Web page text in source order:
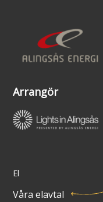
Arrangör
El
Våra elavtal